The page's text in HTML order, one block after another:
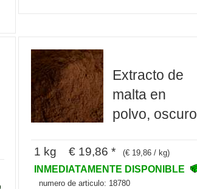
Extracto de
malta en
polvo, oscuro
1 kg € 19,86 * (€ 19,86 / kg)
INMEDIATAMENTE DISPONIBLE
numero de articulo: 18780